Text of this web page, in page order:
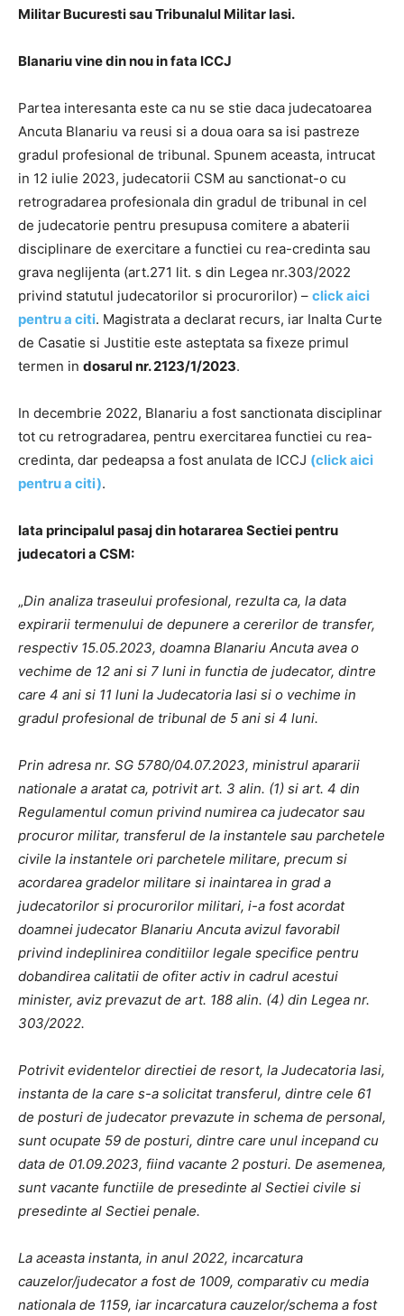
Militar Bucuresti sau Tribunalul Militar Iasi.
Blanariu vine din nou in fata ICCJ
Partea interesanta este ca nu se stie daca judecatoarea
Ancuta Blanariu va reusi si a doua oara sa isi pastreze
gradul profesional de tribunal. Spunem aceasta, intrucat
in 12 iulie 2023, judecatorii CSM au sanctionat-o cu
retrogradarea profesionala din gradul de tribunal in cel
de judecatorie pentru presupusa comitere a abaterii
disciplinare de exercitare a functiei cu rea-credinta sau
grava neglijenta (art.271 lit. s din Legea nr.303/2022
privind statutul judecatorilor si procurorilor) – click aici
pentru a citi. Magistrata a declarat recurs, iar Inalta Curte
de Casatie si Justitie este asteptata sa fixeze primul
termen in dosarul nr. 2123/1/2023.
In decembrie 2022, Blanariu a fost sanctionata disciplinar
tot cu retrogradarea, pentru exercitarea functiei cu rea-
credinta, dar pedeapsa a fost anulata de ICCJ (click aici
pentru a citi).
Iata principalul pasaj din hotararea Sectiei pentru
judecatori a CSM:
„Din analiza traseului profesional, rezulta ca, la data
expirarii termenului de depunere a cererilor de transfer,
respectiv 15.05.2023, doamna Blanariu Ancuta avea o
vechime de 12 ani si 7 luni in functia de judecator, dintre
care 4 ani si 11 luni la Judecatoria Iasi si o vechime in
gradul profesional de tribunal de 5 ani si 4 luni.
Prin adresa nr. SG 5780/04.07.2023, ministrul apararii
nationale a aratat ca, potrivit art. 3 alin. (1) si art. 4 din
Regulamentul comun privind numirea ca judecator sau
procuror militar, transferul de la instantele sau parchetele
civile la instantele ori parchetele militare, precum si
acordarea gradelor militare si inaintarea in grad a
judecatorilor si procurorilor militari, i-a fost acordat
doamnei judecator Blanariu Ancuta avizul favorabil
privind indeplinirea conditiilor legale specifice pentru
dobandirea calitatii de ofiter activ in cadrul acestui
minister, aviz prevazut de art. 188 alin. (4) din Legea nr.
303/2022.
Potrivit evidentelor directiei de resort, la Judecatoria Iasi,
instanta de la care s-a solicitat transferul, dintre cele 61
de posturi de judecator prevazute in schema de personal,
sunt ocupate 59 de posturi, dintre care unul incepand cu
data de 01.09.2023, fiind vacante 2 posturi. De asemenea,
sunt vacante functiile de presedinte al Sectiei civile si
presedinte al Sectiei penale.
La aceasta instanta, in anul 2022, incarcatura
cauzelor/judecator a fost de 1009, comparativ cu media
nationala de 1159, iar incarcatura cauzelor/schema a fost